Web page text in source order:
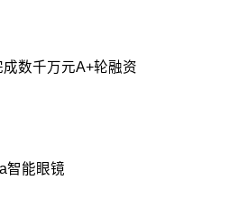
数千万元A+轮融资
智能眼镜